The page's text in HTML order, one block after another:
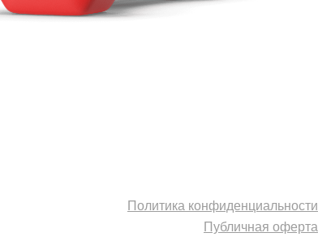
Политика конфиденциальности
Публичная оферта